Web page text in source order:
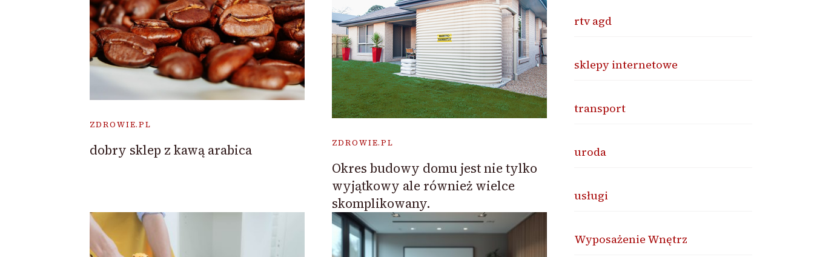
ZDROWIE.PL
dobry sklep z kawą arabica ZDROWIE.PL
Okres budowy domu jest nie tylko
wyjątkowy ale również wielce
skomplikowany.
rtv agd
sklepy internetowe
transport
uroda
usługi
Wyposażenie Wnętrz